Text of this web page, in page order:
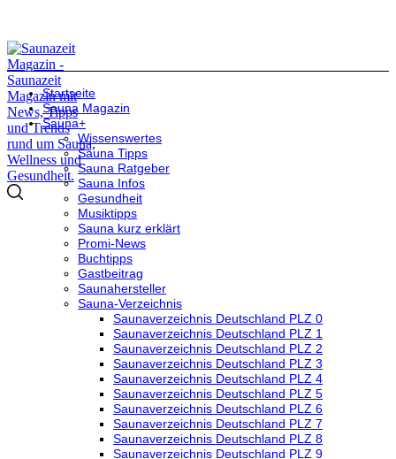
Startseite
Sauna Magazin
Sauna+
Wissenswertes
Sauna Tipps
Sauna Ratgeber
Sauna Infos
Gesundheit
Musiktipps
Sauna kurz erklärt
Promi-News
Buchtipps
Gastbeitrag
Saunahersteller
Sauna-Verzeichnis
Saunaverzeichnis Deutschland PLZ 0
Saunaverzeichnis Deutschland PLZ 1
Saunaverzeichnis Deutschland PLZ 2
Saunaverzeichnis Deutschland PLZ 3
Saunaverzeichnis Deutschland PLZ 4
Saunaverzeichnis Deutschland PLZ 5
Saunaverzeichnis Deutschland PLZ 6
Saunaverzeichnis Deutschland PLZ 7
Saunaverzeichnis Deutschland PLZ 8
Saunaverzeichnis Deutschland PLZ 9